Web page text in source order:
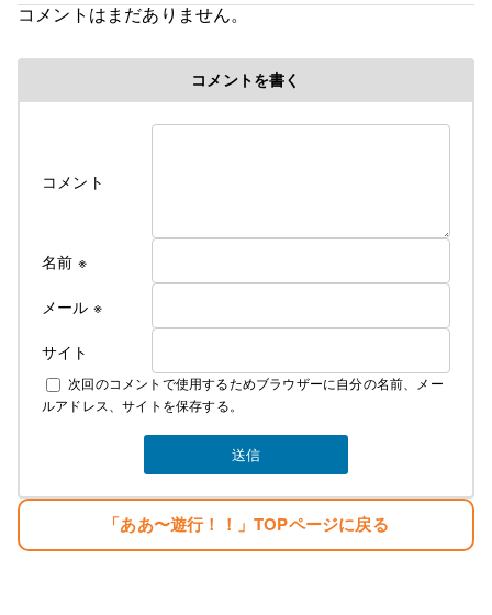
修行時代＞高校を卒業後千葉県の大友美容室で１０
て修業
２００７年１２月１０日
麗人Love Earthに名前を変える。
そして新しい基地を構える。
みなさんのご指示で立派な基地がオープンしまし
生まれただけでぼろ儲け・・。
目標
コメントはまだありません。
コメントを書く
コメント
名前 ※
メール ※
サイト
次回のコメントで使用するためブラウザーに自分の名前、メー
ルアドレス、サイトを保存する。
「ああ〜遊行！！」TOPページに戻る